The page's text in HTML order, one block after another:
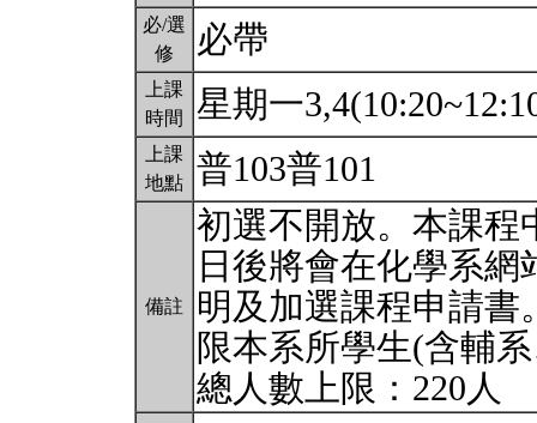
必/選
修
必帶
上課
時間
星期一
上課
地點
普103普101
備註
初選不開放。本課程
日後將會在化學系
明及加選課程申請書
限本系所學生(含輔
總人數上限：220人